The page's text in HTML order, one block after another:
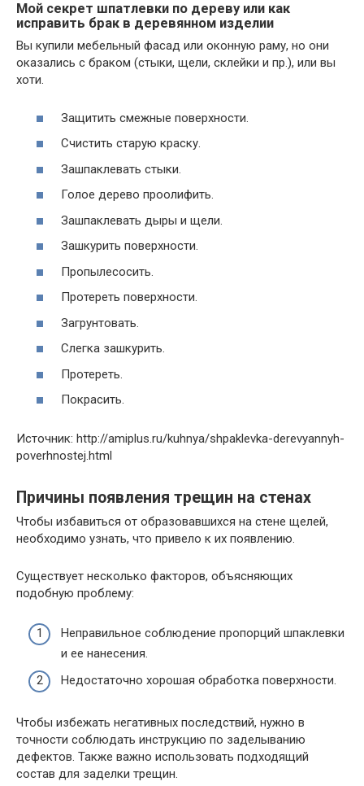
Мой секрет шпатлевки по дереву или как
исправить брак в деревянном изделии
Вы купили мебельный фасад или оконную раму, но они
оказались с браком (стыки, щели, склейки и пр.), или вы
хоти.
Защитить смежные поверхности.
Счистить старую краску.
Зашпаклевать стыки.
Голое дерево проолифить.
Зашпаклевать дыры и щели.
Зашкурить поверхности.
Пропылесосить.
Протереть поверхности.
Загрунтовать.
Слегка зашкурить.
Протереть.
Покрасить.
Источник: http://amiplus.ru/kuhnya/shpaklevka-derevyannyh-
poverhnostej.html
Причины появления трещин на стенах
Чтобы избавиться от образовавшихся на стене щелей,
необходимо узнать, что привело к их появлению.
Существует несколько факторов, объясняющих
подобную проблему:
Неправильное соблюдение пропорций шпаклевки
и ее нанесения.
Недостаточно хорошая обработка поверхности.
Чтобы избежать негативных последствий, нужно в
точности соблюдать инструкцию по заделыванию
дефектов. Также важно использовать подходящий
состав для заделки трещин.